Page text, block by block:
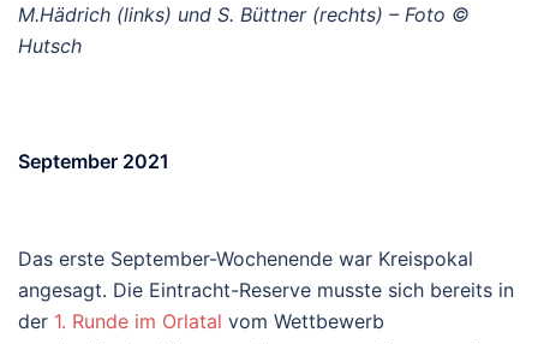
M.Hädrich (links) und S. Büttner (rechts) – Foto ©
Hutsch
September 2021
Das erste September-Wochenende war Kreispokal
angesagt. Die Eintracht-Reserve musste sich bereits in
der 1. Runde im Orlatal vom Wettbewerb